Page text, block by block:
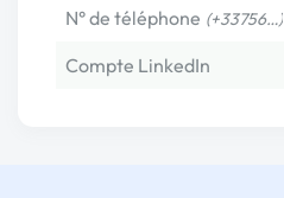
N° de téléphone (+33756…)
Compte LinkedIn